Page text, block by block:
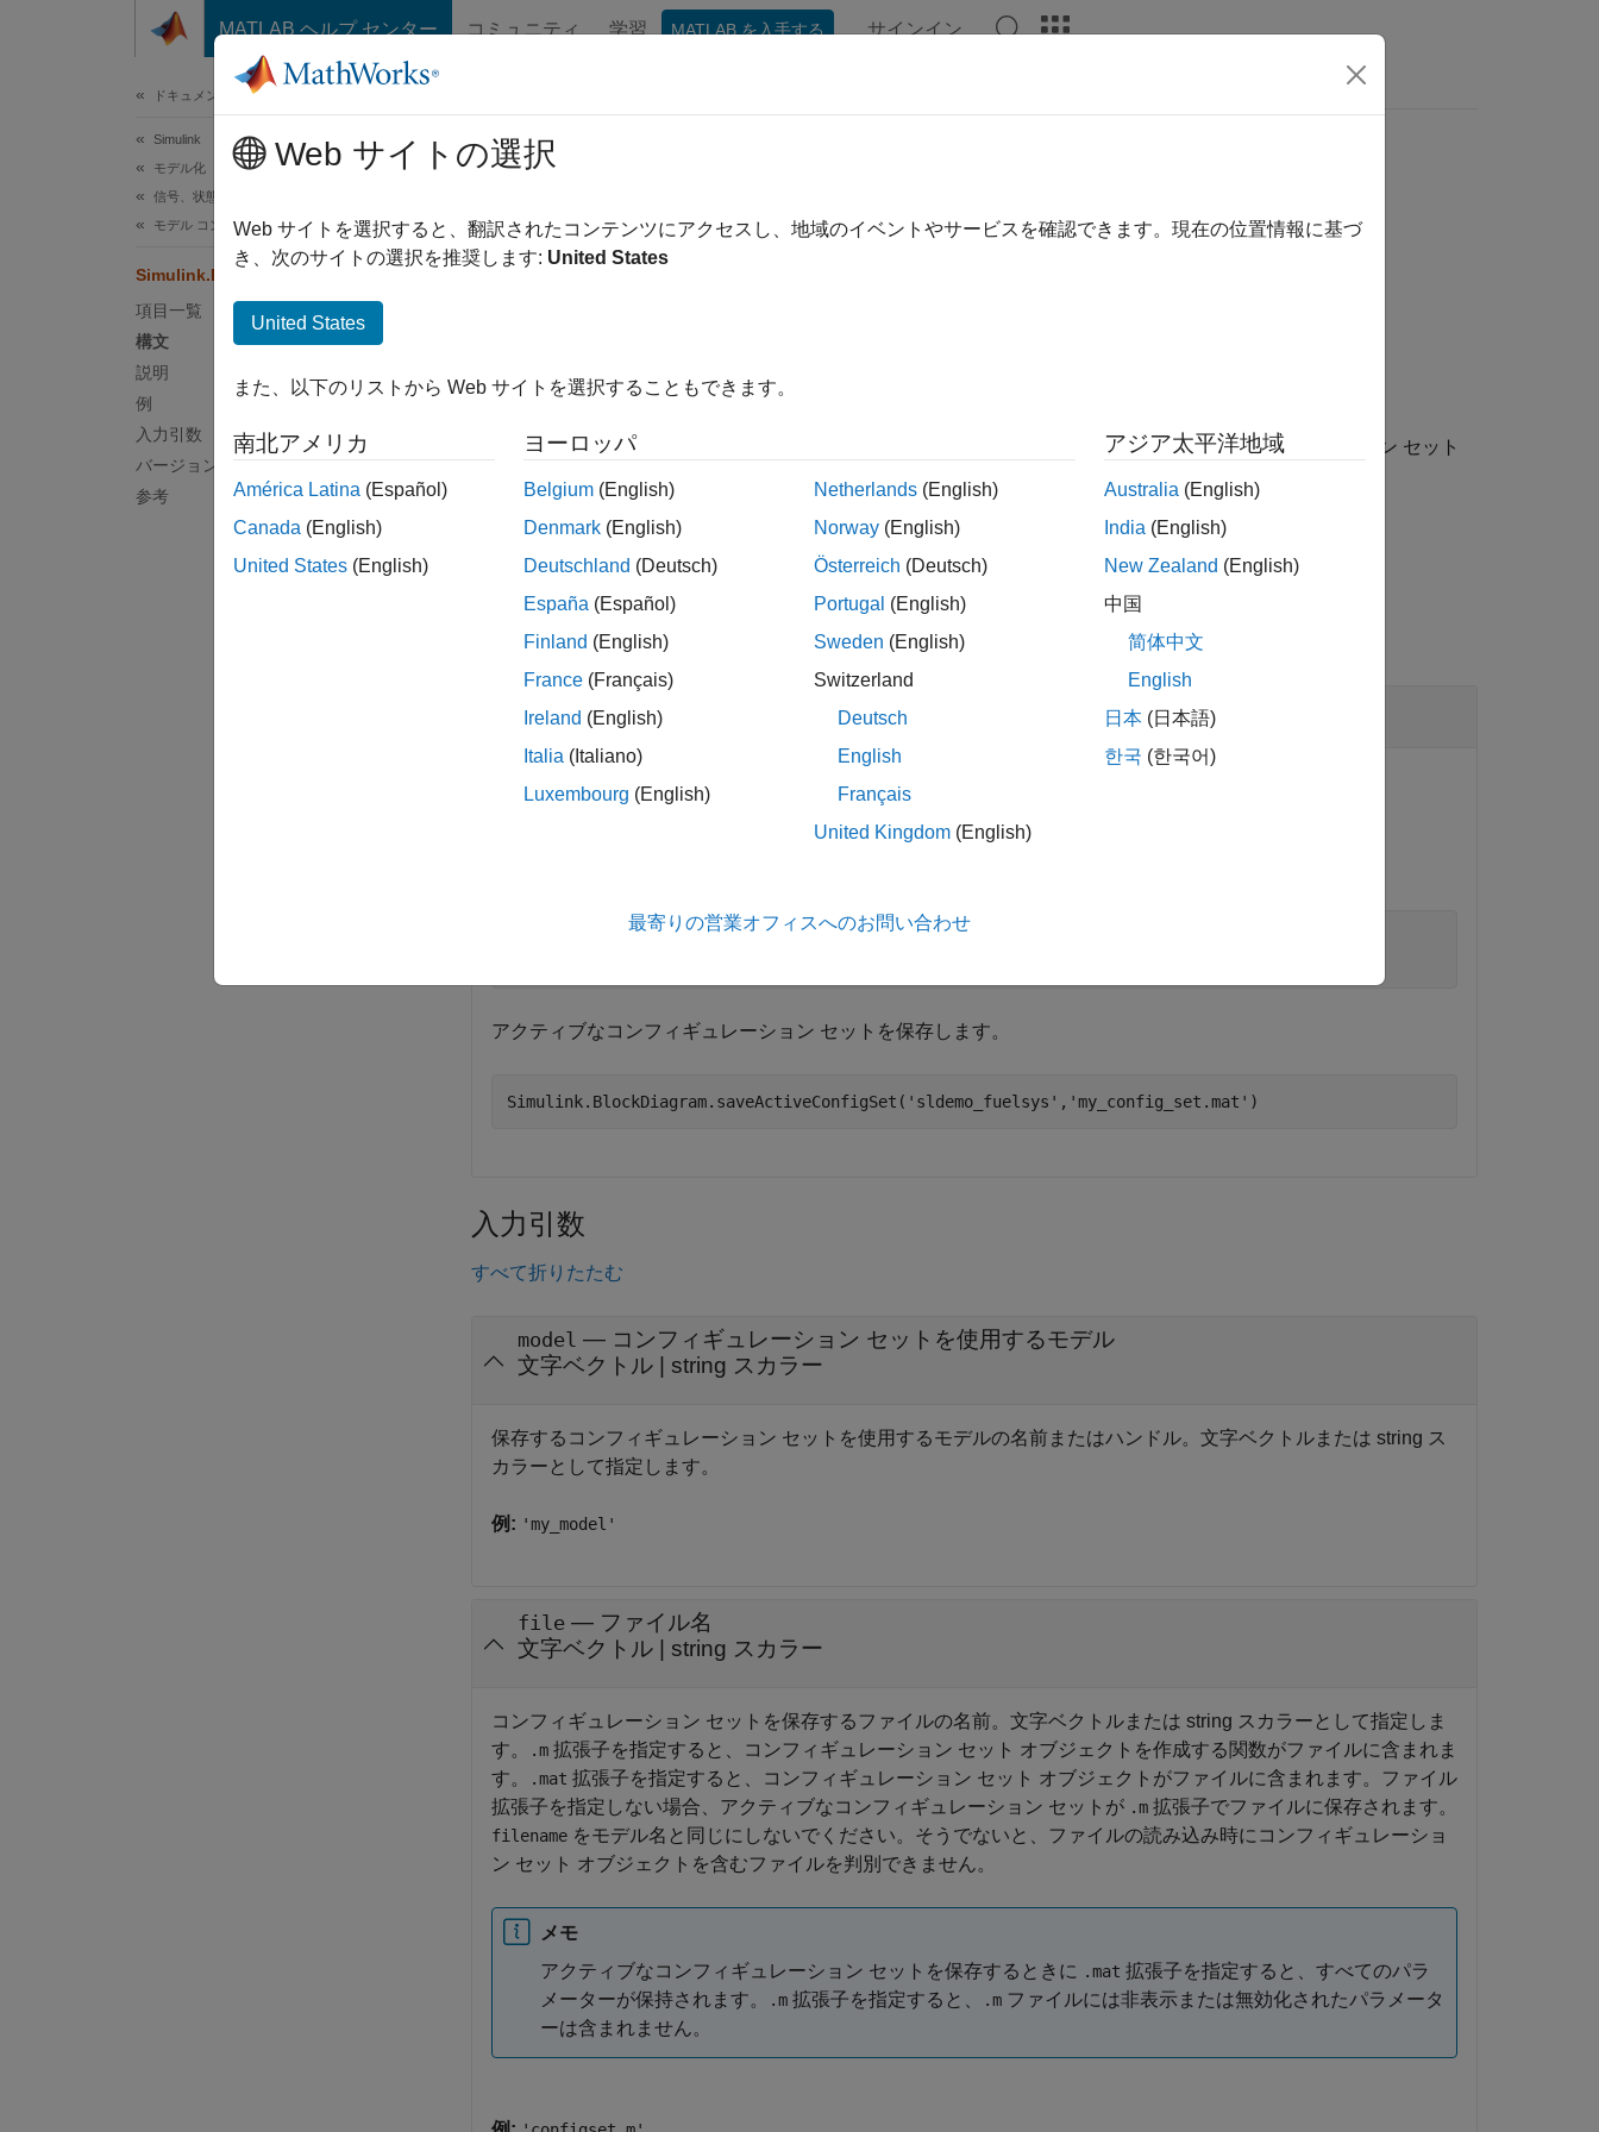
コンテンツへスキップ
MATLAB ヘルプ センター コミュニティ 学習 MATLAB を入手する サインイン
ドキュメンテーションのホーム
Simulink
モデル化
信号、状態、パラメーターの設定
モデル コンフィギュレーション セット
Simulink.BlockDiagram.saveActiveConfigSet
項目一覧
構文
説明
例
入力引数
バージョン履歴
参考
Simulink.BlockDiagram.saveActiveConfigSet
モデルのアクティブなコンフィギュレーション セットを保存
説明
Simulink.BlockDiagram.saveActiveConfigSet(
はモデルのアクティブなコンフィギュレーション セット
すべて折りたたむ
コンフィギュレーション セットを保存する
my_config_set.mat に保存します。
'simulink_automotive/ModelingAFaultTolerantFuelControlSystemExample'
アクティブなコンフィギュレーション セットを保存します。
Simulink.BlockDiagram.saveActiveConfigSet( 'sldemo_fuelsys' , 'my_config_set.mat' )
入力引数
すべて折りたたむ
model — コンフィギュレーション セットを使用するモデル
文字ベクトル
string スカラー
保存するコンフィギュレーション セットを使用するモデルの名前またはハンドル。文字ベクトルまたは string ス
カラーとして指定します。
例: 'my_model'
file — ファイル名
文字ベクトル
string スカラー
コンフィギュレーション セットを保存するファイルの名前。文字ベクトルまたは string スカラーとして指定しま
す。
.m 拡張子を指定すると、コンフィギュレーション セット オブジェクトを作成する関数がファイルに含まれま
す。
.mat 拡張子を指定すると、コンフィギュレーション セット オブジェクトがファイルに含まれます。ファイル
拡張子を指定しない場合、アクティブなコンフィギュレーション セットが .m 拡張子でファイルに保存されます。
filename をモデル名と同じにしないでください。そうでないと、ファイルの読み込み時にコンフィギュレーショ
ン セット オブジェクトを含むファイルを判別できません。
メモ
アクティブなコンフィギュレーション セットを保存するときに .mat 拡張子を指定すると、すべてのパラ
メーターが保持されます。
.m 拡張子を指定すると、 .m ファイルには非表示または無効化されたパラメータ
ーは含まれません。
Web サイトの選択
Web サイトを選択すると、翻訳されたコンテンツにアクセスし、地域のイベントやサービスを確認できます。現在の位置情報に基づ
き、次のサイトの選択を推奨します: United States
United States
また、以下のリストから Web サイトを選択することもできます。
南北アメリカ
América Latina (Español)
Canada (English)
United States (English)
ヨーロッパ
Belgium (English)
Denmark (English)
Deutschland (Deutsch)
España (Español)
Finland (English)
France (Français)
Ireland (English)
Italia (Italiano)
Luxembourg (English)
Netherlands (English)
Norway (English)
Österreich (Deutsch)
Portugal (English)
Sweden (English)
Switzerland
Deutsch
English
Français
United Kingdom (English)
アジア太平洋地域
Australia (English)
India (English)
New Zealand (English)
中国
简体中文
English
日本 (日本語)
한국 (한국어)
最寄りの営業オフィスへのお問い合わせ